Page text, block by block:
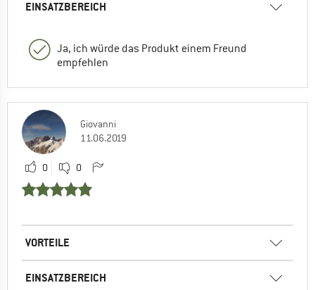
EINSATZBEREICH
Ja, ich würde das Produkt einem Freund
empfehlen
Giovanni
11.06.2019
0 0
VORTEILE
EINSATZBEREICH